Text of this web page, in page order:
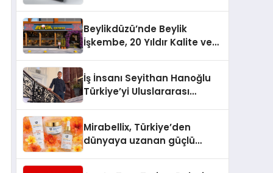
Beylikdüzü’nde Beylik
İşkembe, 20 Yıldır Kalite ve
İş İnsanı Seyithan Hanoğlu
Türkiye’yi Uluslararası
Mirabellix, Türkiye’den
dünyaya uzanan güçlü